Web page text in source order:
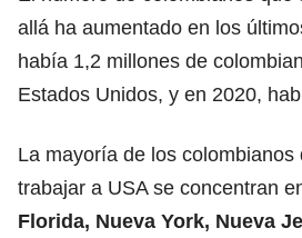
allá ha aumentado en los
había 1,2 millones de
Estados Unidos, y en 2020,
La mayoría de los colombianos
trabajar a USA se concentran
Florida, Nueva York, Nueva